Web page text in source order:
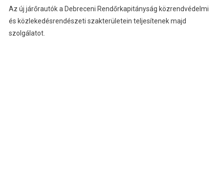
Az új járőrautók a Debreceni Rendőrkapitányság közrendvédelmi
és közlekedésrendészeti szakterületein teljesítenek majd
szolgálatot.